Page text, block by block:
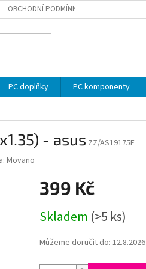
OBCHODNÍ PODMÍNKY
PC doplňky PC komponenty
- asus ZZ/AS19175E
Movano
399 Kč
cena:
Skladem (>5 ks)
Můžeme doručit do: 12.8.2026